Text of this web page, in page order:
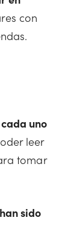
con
uno
leer
tomar
sido